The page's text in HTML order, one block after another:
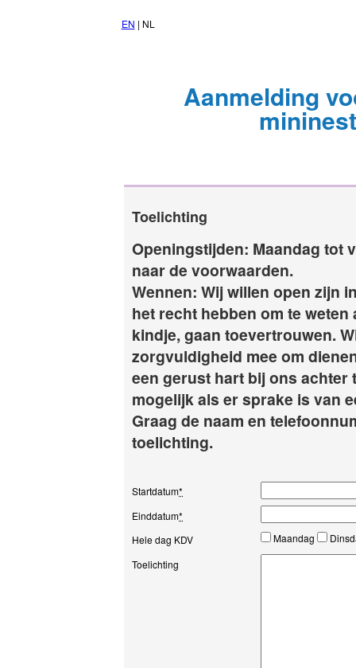
EN | NL
Aanmelding
Toelichting
Openingstijden: Maandag tot
naar de voorwaarden.
Wennen: Wij willen open zijn
het recht hebben om te
kindje, gaan toevertrouwen.
zorgvuldigheid mee om
een gerust hart bij ons achter
mogelijk als er sprake is van
Graag de naam en
toelichting.
Startdatum*
Einddatum*
Hele dag KDV
Maandag
Toelichting